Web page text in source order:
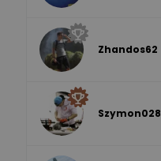
Zhandos62
Szymon028